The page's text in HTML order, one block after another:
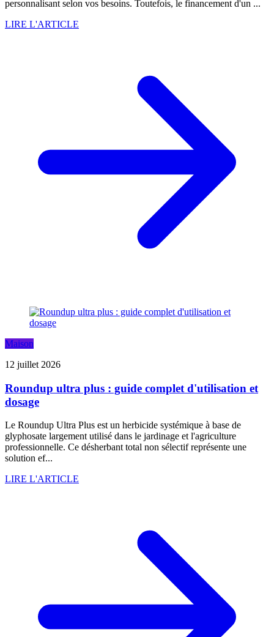
personnalisant selon vos besoins. Toutefois, le financement d'un ...
LIRE L'ARTICLE
Maison
12 juillet 2026
Roundup ultra plus : guide complet d'utilisation et
dosage
Le Roundup Ultra Plus est un herbicide systémique à base de
glyphosate largement utilisé dans le jardinage et l'agriculture
professionnelle. Ce désherbant total non sélectif représente une
solution ef...
LIRE L'ARTICLE